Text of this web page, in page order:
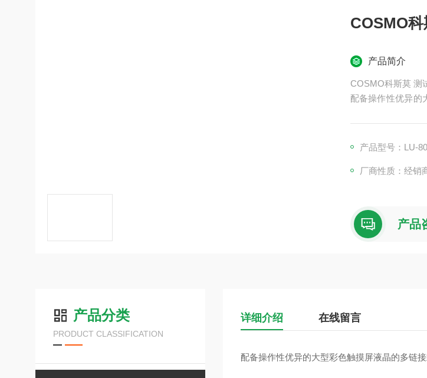
COSMO
产品简介
COSMO科斯莫 测
配备操作性优异的
产品型号：
厂商性质：经销
产品
产品分类
PRODUCT CLASSIFICATION
详细介绍 在线留言
配备操作性优异的大型彩色触摸屏液晶的多链